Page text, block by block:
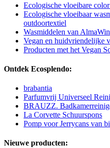
Ecologische vloeibare
Ecologische vloeibaar
outdoortextiel
Wasmiddelen van AlmaWin
Vegan en huidvriendelijke
Producten met het Vegan
Ontdek Ecosplendo:
brabantia
Parfumvrij Universeel
BRAUZZ.
La Corvette Schuurspons
Pomp voor Jerrycans van
Nieuwe producten: